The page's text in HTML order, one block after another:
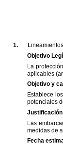
1.
Lineamientos
Objetivo
La protección
aplicables
Objetivo y
Establece los
potenciales
Las
medidas de
Fecha